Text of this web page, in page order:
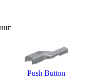
Push Button